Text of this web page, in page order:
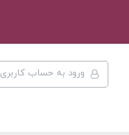
ورود به حساب کاربری